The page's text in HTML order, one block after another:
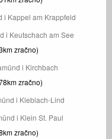
i Kappel am Krappfeld
i Keutschach am See
zračno)
i Kirchbach
zračno)
i Kleblach-Lind
i Klein St. Paul
zračno)